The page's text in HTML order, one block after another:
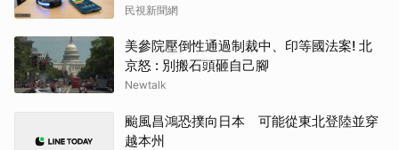
民視新聞網
美參院壓倒性通過制裁中、印等國法案! 北
京怒 : 別搬石頭砸自己腳
Newtalk
颱風昌鴻恐撲向日本 可能從東北登陸並穿
越本州